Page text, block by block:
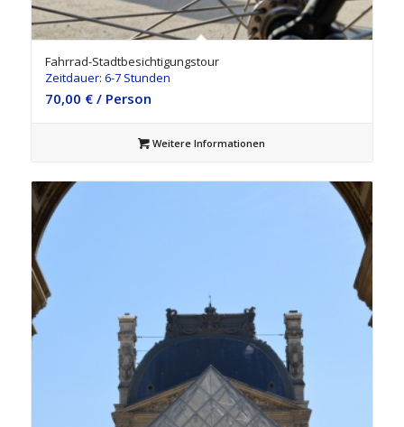
5.00
Fahrrad-Stadtbesichtigungstour
Zeitdauer: 6-7 Stunden
70,00 €/ Person
Weitere Informationen